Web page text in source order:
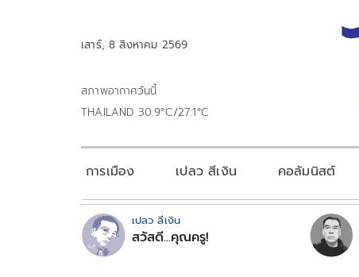
เสาร์, 8 สิงหาคม 2569
สภาพอากาศวันนี้
THAILAND 30.9°C/27.1°C
การเมือง เปลว สีเงิน คอลัมนิสต์
เปลว สีเงิน
สวัสดี...คุณครู!